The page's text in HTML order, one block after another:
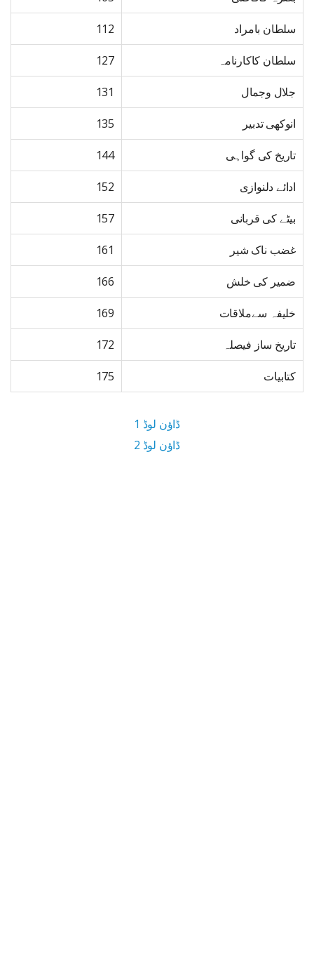
سلطان بامراد 112
سلطان کاکارنامہ 127
جلال وجمال 131
انوکھی تدبیر 135
تاریخ کی گواہی 144
ادائے دلنوازی 152
بیٹے کی قربانی 157
غضب ناک شیر 161
ضمیر کی خلش 166
خلیفہ سےملاقات 169
تاریخ ساز فیصلہ 172
کتابیات 175
ڈاؤن لوڈ 1
ڈاؤن لوڈ 2